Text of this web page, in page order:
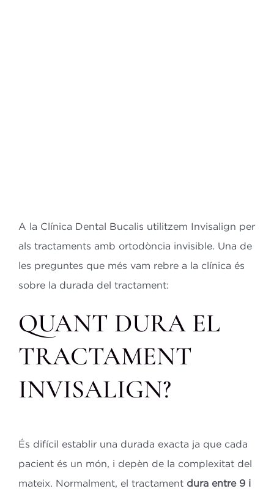
A la Clínica Dental Bucalis utilitzem Invisalign per
als tractaments amb ortodòncia invisible. Una de
les preguntes que més vam rebre a la clínica és
sobre la durada del tractament:
QUANT DURA EL
TRACTAMENT
INVISALIGN?
És difícil establir una durada exacta ja que cada
pacient és un món, i depèn de la complexitat del
mateix. Normalment, el tractament dura entre 9 i